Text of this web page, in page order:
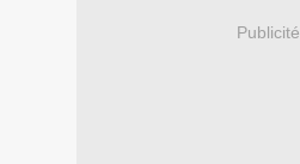
Publicité